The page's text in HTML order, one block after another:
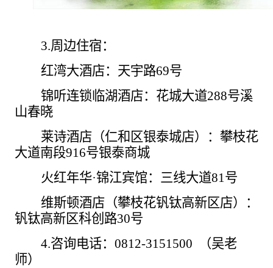
3.周边住宿：
红湾大酒店：天宇路69号
锦听连锁临湖酒店：花城大道288号溪
山春晓
莱诗酒店（仁和区银泰城店）：攀枝花
大道南段916号银泰商城
火红年华·锦江宾馆：三线大道81号
维斯顿酒店（攀枝花钒钛高新区店）：
钒钛高新区科创路30号
4.咨询电话：0812-3151500 （吴老
师）